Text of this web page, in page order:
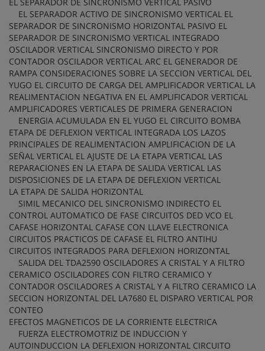
EL SEPARADOR ACTIVO DE SINCRONISMO VERTICAL EL
SEPARADOR DE SINCRONISMO HORIZONTAL PASIVO EL
SEPARADOR DE SINCRONISMO VERTICAL INTEGRADO
OSCILADOR VERTICAL SINCRONISMO DIRECTO Y POR
CONTADOR OSCILADOR VERTICAL ARC EL GENERADOR DE
RAMPA CONSIDERACIONES SOBRE LA SECCION VERTICAL DEL
YUGO EL CIRCUITO DE CARGA DEL AMPLIFICADOR VERTICAL LA
REALIMENTACION NEGATIVA EN EL AMPLIFICADOR VERTICAL
AMPLIFICADORES VERTICALES DE PRIMERA GENERACION
ENERGIA ACUMULADA EN EL YUGO EL CIRCUITO BOMBA
ETAPA DE DEFLEXION VERTICAL INTEGRADA LOS LAZOS
PRINCIPALES DE REALIMENTACION AMPLIFICACION DE LA
SEÑAL VERTICAL EL AJUSTE DE LA ETAPA VERTICAL LAS
REPARACIONES EN LA ETAPA DE SALIDA VERTICAL LAS
DISPOSICIONES DE LA ETAPA DE DEFLEXION VERTICAL
LA ETAPA DE SALIDA HORIZONTAL
SIMIL MECANICO DEL SINCRONISMO INDIRECTO EL
CONTROL AUTOMATICO DE FASE CIRCUITOS DED VCO EL
CAFASE HORIZONTAL CAFASE CON LLAVE ELECTRONICA
CIRCUITOS PRACTICOS DE CAFASE EL FILTRO ANTIHU
CIRCUITOS INTEGRADOS PARA DEFLEXION HORIZONTAL
SALIDA DEL TDA2590 OSCILADORES A CRISTAL Y A FILTRO
CERAMICO OSCILADORES CON FILTRO CERAMICO Y
CONTADOR OSCILADORES A CRISTAL Y A FILTRO CERAMICO LA
SECCION HORIZONTAL DEL LA7680 EL DISPARO VERTICAL POR
CONTEO
EFECTOS MAGNETICOS DE LA CORRIENTE ELECTRICA
FUERZA ELECTROMOTRIZ DE INDUCCION Y
AUTOINDUCCION LA DEFLEXION HORIZONTAL CIRCUITO